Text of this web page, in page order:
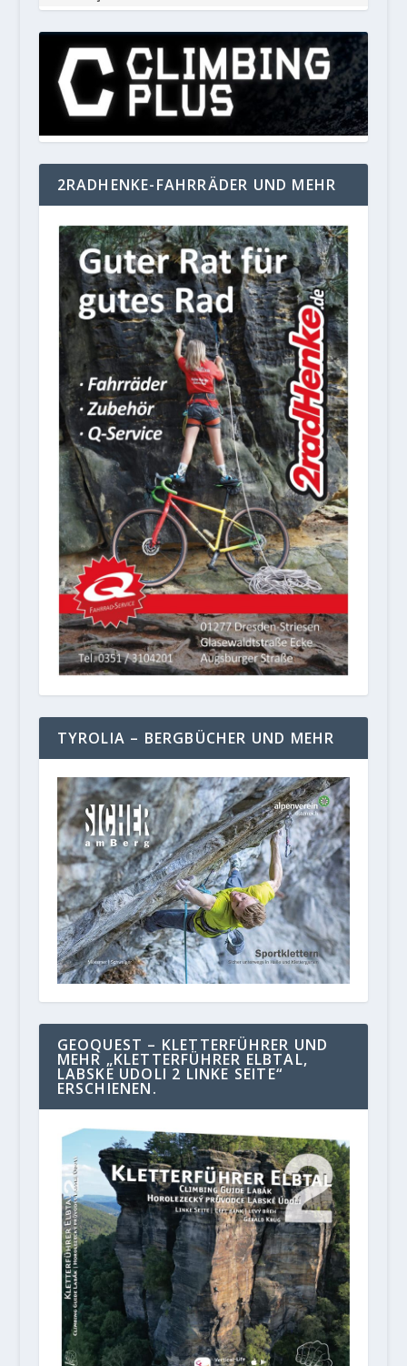
2RADHENKE-FAHRRÄDER UND MEHR
TYROLIA – BERGBÜCHER UND MEHR
GEOQUEST – KLETTERFÜHRER UND
MEHR „KLETTERFÜHRER ELBTAL,
LABSKE UDOLI 2 LINKE SEITE“
ERSCHIENEN.